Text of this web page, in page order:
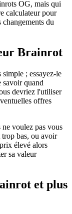
OG, mais qui
calculateur pour
du
Brainrot
; essayez-le
savoir quand
devriez l'utiliser
offres
voulez pas vous
bas, ou avoir
élevé alors
sa valeur
et plus